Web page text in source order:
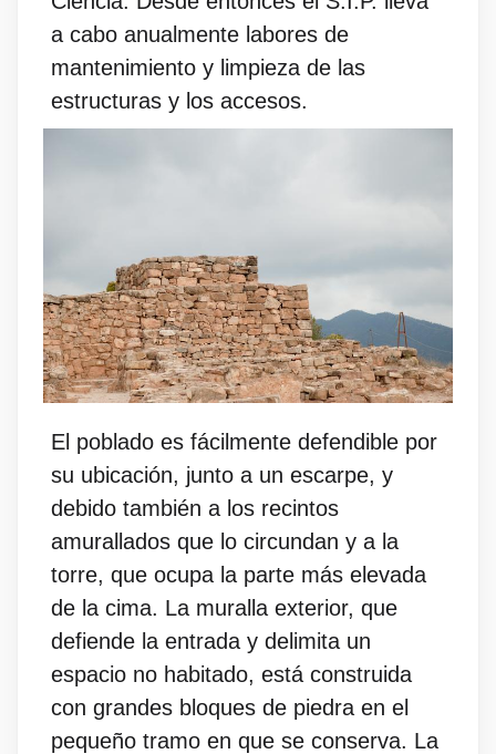
a cabo anualmente labores de
mantenimiento y limpieza de las
estructuras y los accesos.
El poblado es fácilmente defendible por
su ubicación, junto a un escarpe, y
debido también a los recintos
amurallados que lo circundan y a la
torre, que ocupa la parte más elevada
de la cima. La muralla exterior, que
defiende la entrada y delimita un
espacio no habitado, está construida
con grandes bloques de piedra en el
pequeño tramo en que se conserva. La